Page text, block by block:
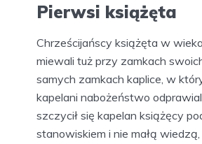
Pierwsi książęta
Chrześcijańscy książęta w
miewali tuż przy zamkach
samych zamkach kaplice, w
kapelani nabożeństwo
szczycił się kapelan książęcy
stanowiskiem i nie małą